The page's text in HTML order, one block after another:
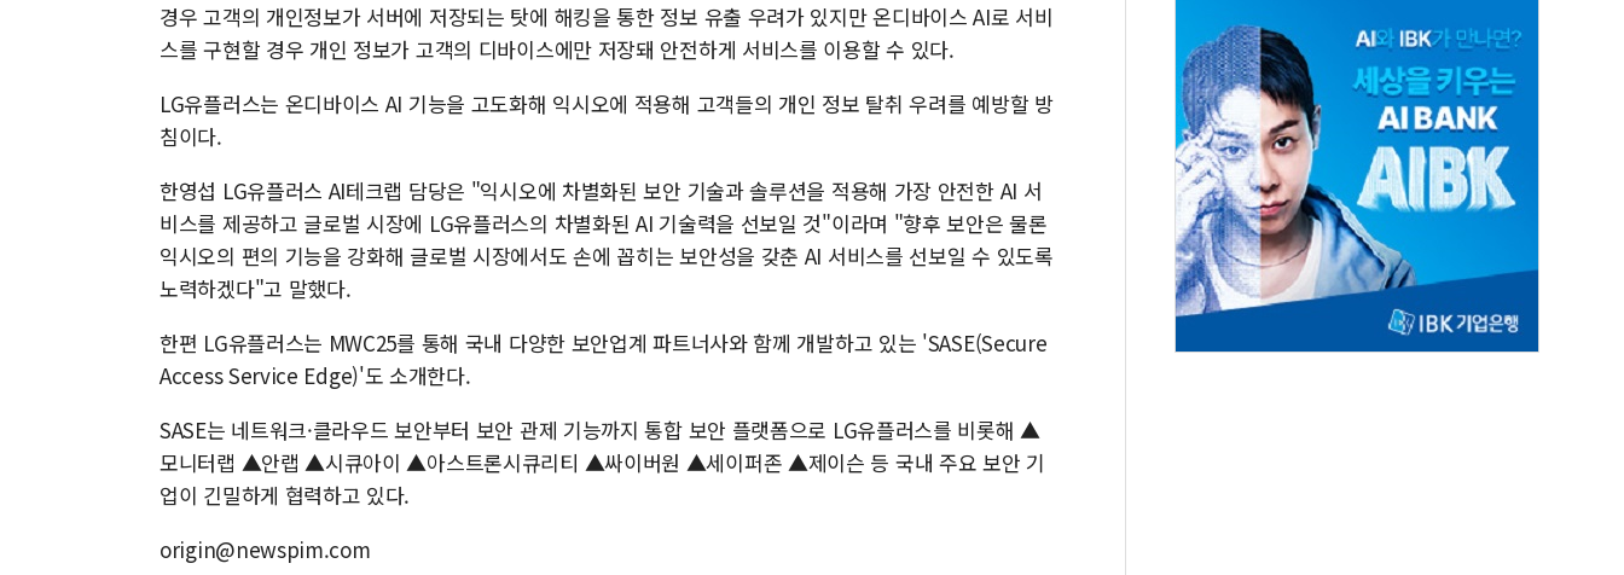
경우 고객의 개인정보가 서버에 저장되는 탓에 해킹을 통한 정보 유출 우려가 있지만 온디바이스 AI로 서비
스를 구현할 경우 개인 정보가 고객의 디바이스에만 저장돼 안전하게 서비스를 이용할 수 있다.
LG유플러스는 온디바이스 AI 기능을 고도화해 익시오에 적용해 고객들의 개인 정보 탈취 우려를 예방할 방
침이다.
한영섭 LG유플러스 AI테크랩 담당은 "익시오에 차별화된 보안 기술과 솔루션을 적용해 가장 안전한 AI 서
비스를 제공하고 글로벌 시장에 LG유플러스의 차별화된 AI 기술력을 선보일 것"이라며 "향후 보안은 물론
익시오의 편의 기능을 강화해 글로벌 시장에서도 손에 꼽히는 보안성을 갖춘 AI 서비스를 선보일 수 있도록
노력하겠다"고 말했다.
한편 LG유플러스는 MWC25를 통해 국내 다양한 보안업계 파트너사와 함께 개발하고 있는 'SASE(Secure
Access Service Edge)'도 소개한다.
SASE는 네트워크·클라우드 보안부터 보안 관제 기능까지 통합 보안 플랫폼으로 LG유플러스를 비롯해 ▲
모니터랩 ▲안랩 ▲시큐아이 ▲아스트론시큐리티 ▲싸이버원 ▲세이퍼존 ▲제이슨 등 국내 주요 보안 기
업이 긴밀하게 협력하고 있다.
origin@newspim.com